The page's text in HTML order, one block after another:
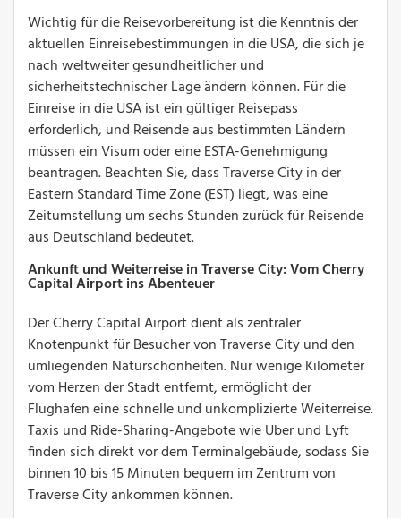
Wichtig für die Reisevorbereitung ist die Kenntnis der
aktuellen Einreisebestimmungen in die USA, die sich je
nach weltweiter gesundheitlicher und
sicherheitstechnischer Lage ändern können. Für die
Einreise in die USA ist ein gültiger Reisepass
erforderlich, und Reisende aus bestimmten Ländern
müssen ein Visum oder eine ESTA-Genehmigung
beantragen. Beachten Sie, dass Traverse City in der
Eastern Standard Time Zone (EST) liegt, was eine
Zeitumstellung um sechs Stunden zurück für Reisende
aus Deutschland bedeutet.
Ankunft und Weiterreise in Traverse City: Vom Cherry
Capital Airport ins Abenteuer
Der Cherry Capital Airport dient als zentraler
Knotenpunkt für Besucher von Traverse City und den
umliegenden Naturschönheiten. Nur wenige Kilometer
vom Herzen der Stadt entfernt, ermöglicht der
Flughafen eine schnelle und unkomplizierte Weiterreise.
Taxis und Ride-Sharing-Angebote wie Uber und Lyft
finden sich direkt vor dem Terminalgebäude, sodass Sie
binnen 10 bis 15 Minuten bequem im Zentrum von
Traverse City ankommen können.